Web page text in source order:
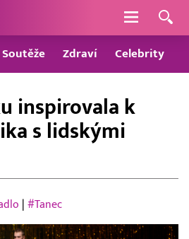
Navigace
Soutěže Zdraví Celebrity
inspirovala k
s lidskými
|#Tanec